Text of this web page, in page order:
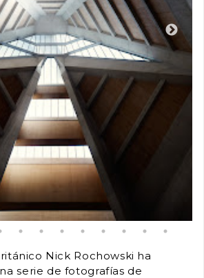
Nick Rochowski ha
serie de fotografías de